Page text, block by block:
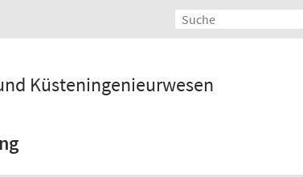
Küsteningenieurwesen